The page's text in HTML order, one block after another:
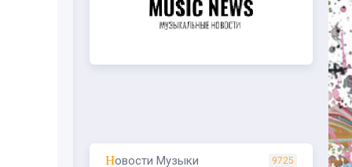
Новости Музыки 9725